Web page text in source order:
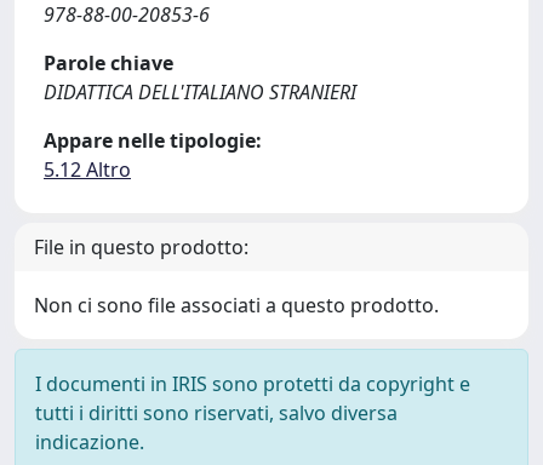
978-88-00-20853-6
Parole chiave
DIDATTICA DELL'ITALIANO STRANIERI
Appare nelle tipologie:
5.12 Altro
File in questo prodotto:
Non ci sono file associati a questo prodotto.
I documenti in IRIS sono protetti da copyright e
tutti i diritti sono riservati, salvo diversa
indicazione.